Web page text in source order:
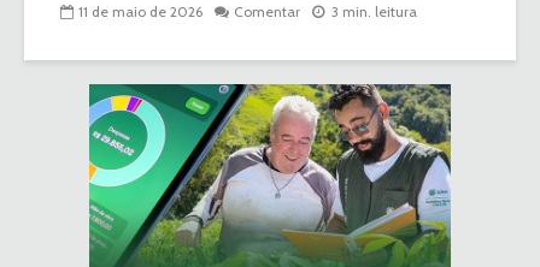
11 de maio de 2026 Comentar 3 min. leitura